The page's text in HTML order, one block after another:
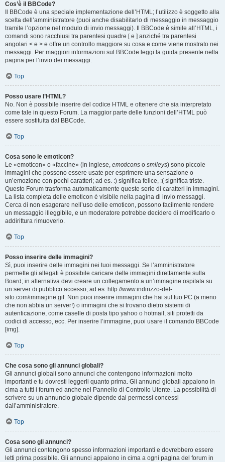
Cos’è il BBCode?
Il BBCode è una speciale implementazione dell’HTML; l’utilizzo è soggetto alla
scelta dell’amministratore (puoi anche disabilitarlo di messaggio in messaggio
tramite l’opzione nel modulo di invio messaggi). Il BBCode è simile all’HTML, i
comandi sono racchiusi tra parentesi quadre [ e ] anziché tra parentesi
angolari < e > e offre un controllo maggiore su cosa e come viene mostrato nei
messaggi. Per maggiori informazioni sul BBCode leggi la guida presente nella
pagina per l’invio dei messaggi.
Top
Posso usare l’HTML?
No. Non è possibile inserire del codice HTML e ottenere che sia interpretato
come tale in questo Forum. La maggior parte delle funzioni dell’HTML può
essere sostituita dal BBCode.
Top
Cosa sono le emoticon?
Le «emoticon» o «faccine» (in inglese, emoticons o smileys) sono piccole
immagini che possono essere usate per esprimere una sensazione o
un’emozione con pochi caratteri; ad es. :) significa felice, :( significa triste.
Questo Forum trasforma automaticamente queste serie di caratteri in immagini.
La lista completa delle emoticon è visibile nella pagina di invio messaggi.
Cerca di non esagerare nell’uso delle emoticon, possono facilmente rendere
un messaggio illeggibile, e un moderatore potrebbe decidere di modificarlo o
addirittura rimuoverlo.
Top
Posso inserire delle immagini?
Sì, puoi inserire delle immagini nei tuoi messaggi. Se l’amministratore
permette gli allegati è possibile caricare delle immagini direttamente sulla
Board; in alternativa devi creare un collegamento a un’immagine ospitata su
un server di pubblico accesso, ad es. http://www.indirizzo-del-
sito.com/immagine.gif. Non puoi inserire immagini che hai sul tuo PC (a meno
che non abbia un server!) o immagini che si trovano dietro sistemi di
autenticazione, come caselle di posta tipo yahoo o hotmail, siti protetti da
codici di accesso, ecc. Per inserire l’immagine, puoi usare il comando BBCode
[img].
Top
Che cosa sono gli annunci globali?
Gli annunci globali sono annunci che contengono informazioni molto
importanti e tu dovresti leggerli quanto prima. Gli annunci globali appaiono in
cima a tutti i forum ed anche nel Pannello di Controllo Utente. La possibilità di
scrivere su un annuncio globale dipende dai permessi concessi
dall’amministratore.
Top
Cosa sono gli annunci?
Gli annunci contengono spesso informazioni importanti e dovrebbero essere
letti prima possibile. Gli annunci appaiono in cima a ogni pagina del forum in